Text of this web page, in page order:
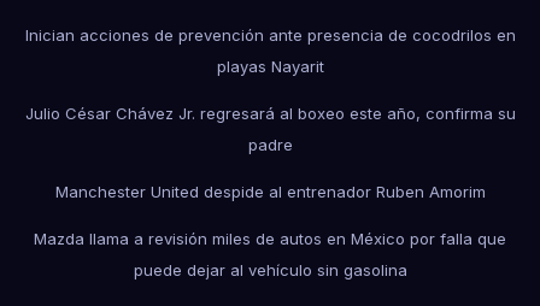
Inician acciones de prevención ante presencia de cocodrilos en
playas Nayarit
Julio César Chávez Jr. regresará al boxeo este año, confirma su
padre
Manchester United despide al entrenador Ruben Amorim
Mazda llama a revisión miles de autos en México por falla que
puede dejar al vehículo sin gasolina